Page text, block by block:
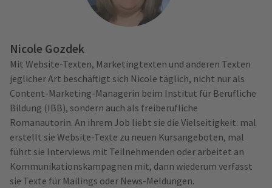
Nicole Gozdek
Mit Website-Texten, Marketingtexten und anderen Texten
jeglicher Art beschäftigt sich Nicole täglich, nicht nur als
Content-Marketing-Managerin beim Institut für Berufliche
Bildung (IBB), sondern auch als freiberufliche
Romanautorin. An ihrem Job liebt sie die Vielseitigkeit: mal
erstellt sie Website-Texte zu neuen Kursangeboten, mal
führt sie Interviews mit Teilnehmenden oder arbeitet an
Kommunikationskampagnen mit, dann wiederum verfasst
sie Texte für Mailings oder News-Meldungen.